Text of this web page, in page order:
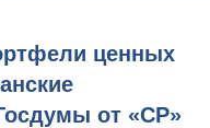
ценных
от «СР»